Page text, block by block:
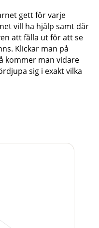
gett för varje
vill ha hjälp samt där
att fälla ut för att se
Klickar man på
kommer man vidare
sig i exakt vilka